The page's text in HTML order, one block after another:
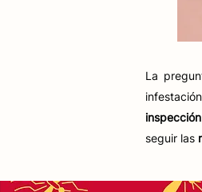
La
inspección
seguir las